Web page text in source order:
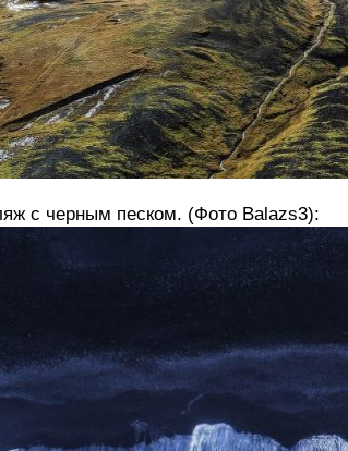
с черным песком. (Фото Balazs3):